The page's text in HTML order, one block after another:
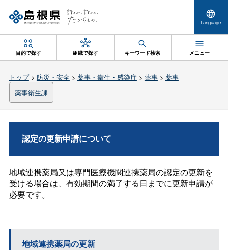
Language
目的で探す 組織で探す キーワード検索 メニュー
トップ> 防災・安全> 薬事・衛生・感染症 > 薬事> 薬事
薬事衛生課
認定の更新申請について
地域連携薬局又は専門医療機関連携薬局の認定の更新を
受ける場合は、有効期間の満了する日までに更新申請が
必要です。
地域連携薬局の更新